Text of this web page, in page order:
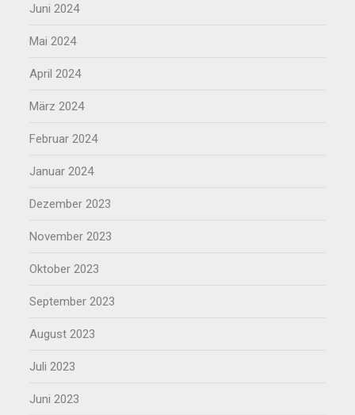
Juni 2024
Mai 2024
April 2024
März 2024
Februar 2024
Januar 2024
Dezember 2023
November 2023
Oktober 2023
September 2023
August 2023
Juli 2023
Juni 2023